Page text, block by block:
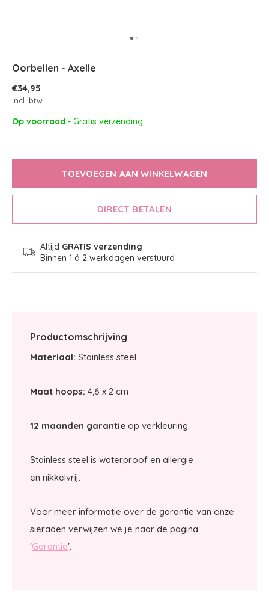
Oorbellen - Axelle
€34,95
Incl. btw
Op voorraad - Gratis verzending
TOEVOEGEN AAN WINKELWAGEN
DIRECT BETALEN
Altijd GRATIS verzending
Binnen 1 á 2 werkdagen verstuurd
Productomschrijving
Materiaal: Stainless steel
Maat hoops: 4,6 x 2 cm
12 maanden garantie op verkleuring.
Stainless steel is waterproof en allergie
en nikkelvrij.
Voor meer informatie over de garantie van onze
sieraden verwijzen we je naar de pagina
'Garantie'.